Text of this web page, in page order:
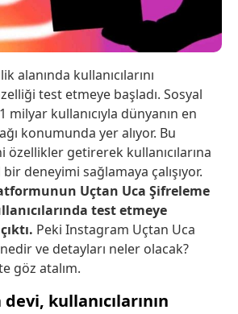
alanında kullanıcılarını
test etmeye başladı. Sosyal
milyar kullanıcıyla dünyanın en
konumunda yer alıyor. Bu
özellikler getirerek kullanıcılarına
deneyimi sağlamaya çalışıyor.
Uçtan Uca Şifreleme
test etmeye
Peki Instagram Uçtan Uca
ve detayları neler olacak?
göz atalım.
kullanıcılarının